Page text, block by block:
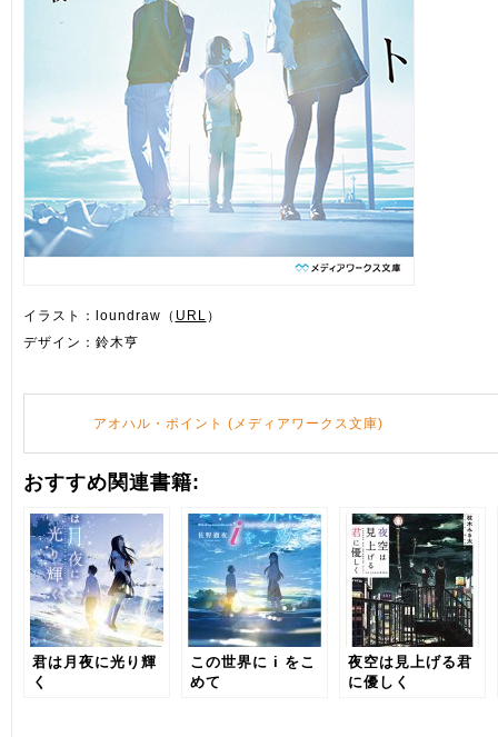
イラスト：loundraw（ URL ）
デザイン：鈴木亨
アオハル・ポイント (メディアワークス文庫)
おすすめ関連書籍:
君は月夜に光り輝
く
この世界に i をこ
めて
夜空は見上げる君
に優しく